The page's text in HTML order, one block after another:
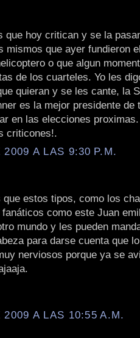
que hoy critican y se la
mismos que ayer fundieron
o que algun
de los cuarteles. Yo les
quieran y se les cante, la
es la mejor presidente de
en las elecciones proximas.
criticones!.
A LAS 9:30 P.M.
que estos tipos, como los
como este Juan
mundo y les pueden
para darse cuenta que
nerviosos porque ya se
A LAS 10:55 A.M.